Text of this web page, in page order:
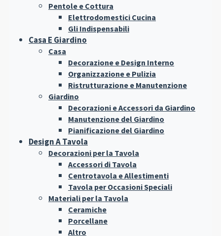
Pentole e Cottura
Elettrodomestici Cucina
Gli Indispensabili
Casa E Giardino
Casa
Decorazione e Design Interno
Organizzazione e Pulizia
Ristrutturazione e Manutenzione
Giardino
Decorazioni e Accessori da Giardino
Manutenzione del Giardino
Pianificazione del Giardino
Design A Tavola
Decorazioni per la Tavola
Accessori di Tavola
Centrotavola e Allestimenti
Tavola per Occasioni Speciali
Materiali per la Tavola
Ceramiche
Porcellane
Altro